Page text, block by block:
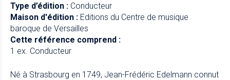
Type d’édition : Conducteur
Maison d'édition : Editions du Centre de musique
baroque de Versailles
Cette référence comprend :
1 ex. Conducteur
Né à Strasbourg en 1749, Jean-Frédéric Edelmann connut